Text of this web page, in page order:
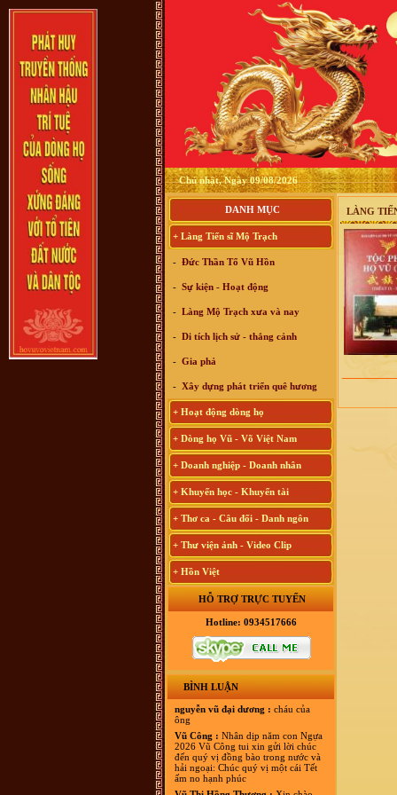
Chủ nhật, Ngày 09/08/2026
DANH MỤC
+ Làng Tiến sĩ Mộ Trạch
- Đức Thần Tổ Vũ Hồn
- Sự kiện - Hoạt động
- Làng Mộ Trạch xưa và nay
- Di tích lịch sử - thắng cảnh
- Gia phả
- Xây dựng phát triển quê hương
+ Hoạt động dòng họ
+ Dòng họ Vũ - Võ Việt Nam
+ Doanh nghiệp - Doanh nhân
+ Khuyến học - Khuyến tài
+ Thơ ca - Câu đối - Danh ngôn
+ Thư viện ảnh - Video Clip
+ Hồn Việt
HỖ TRỢ TRỰC TUYẾN
Hotline: 0934517666
BÌNH LUẬN
nguyễn vũ đại dương : cháu của
ông
Vũ Công : Nhân dịp năm con Ngựa
2026 Vũ Công tui xin gửi lời chúc
đến quý vị đồng bào trong nước và
hải ngoại: Chúc quý vị một cái Tết
ấm no hạnh phúc
LÀNG